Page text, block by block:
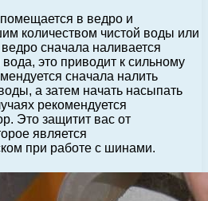
в ведро и
количеством чистой воды или
сначала наливается
это приводит к сильному
сначала налить
а затем начать насыпать
рекомендуется
Это защитит вас от
является
при работе с шинами.